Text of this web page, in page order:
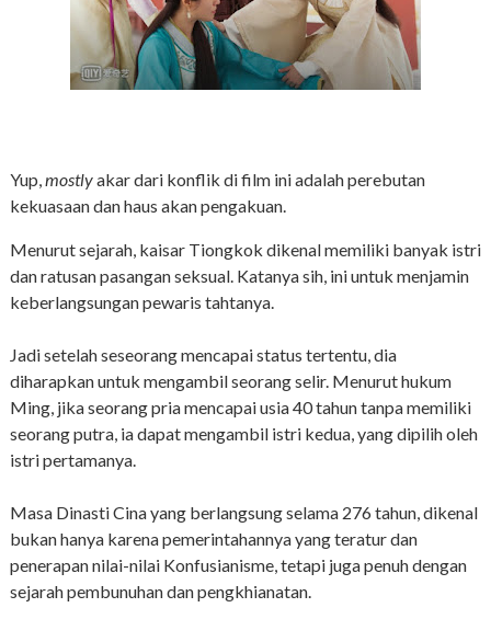
Yup,mostlyakar dari konflik di film ini adalah perebutan
kekuasaan dan haus akan pengakuan.
Menurut sejarah, kaisar Tiongkok dikenal memiliki banyak istri
dan ratusan pasangan seksual. Katanya sih, ini untuk menjamin
keberlangsungan pewaris tahtanya.
Jadi setelah seseorang mencapai status tertentu, dia
diharapkan untuk mengambil seorang selir. Menurut hukum
Ming, jika seorang pria mencapai usia 40 tahun tanpa memiliki
seorang putra, ia dapat mengambil istri kedua, yang dipilih oleh
istri pertamanya.
Masa Dinasti Cina yang berlangsung selama 276 tahun, dikenal
bukan hanya karena pemerintahannya yang teratur dan
penerapan nilai-nilai Konfusianisme, tetapi juga penuh dengan
sejarah pembunuhan dan pengkhianatan.